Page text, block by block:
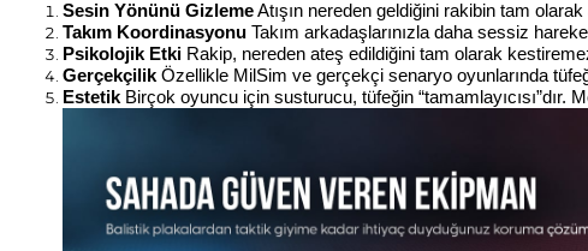
Sesin Yönünü Gizleme Atışın nereden geldiğini rakibin tam
Takım Koordinasyonu Takım arkadaşlarınızla daha sessiz
Psikolojik Etki Rakip, nereden ateş edildiğini tam olarak
Gerçekçilik Özellikle MilSim ve gerçekçi senaryo oyunlarında
Estetik Birçok oyuncu için susturucu, tüfeğin “tamamlayıcısı”dır.